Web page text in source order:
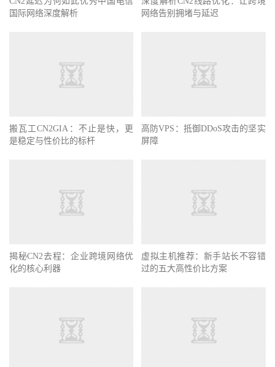
国际网络深度解析
网络告别拥堵与延迟
搬瓦工CN2GIA：不止是快，更
是稳定与性价比的标杆
高防VPS：抵御DDoS攻击的坚实
屏障
揭秘CN2去程：企业跨境网络优
化的核心利器
虚拟主机推荐：新手站长不容错
过的五大高性价比方案